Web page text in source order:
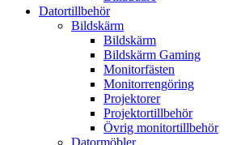
Datortillbehör
Bildskärm
Bildskärm
Bildskärm Gaming
Monitorfästen
Monitorrengöring
Projektorer
Projektortillbehör
Övrig monitortillbehör
Datormöbler